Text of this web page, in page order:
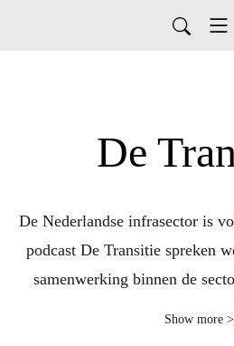
De
De Nederlandse infrasector is
podcast De Transitie spreken
samenwerking binnen de
Show more